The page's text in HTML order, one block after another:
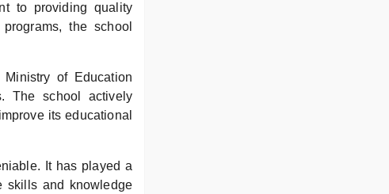
to providing quality
the school
of Education
The school actively
its educational
It has played a
skills and knowledge